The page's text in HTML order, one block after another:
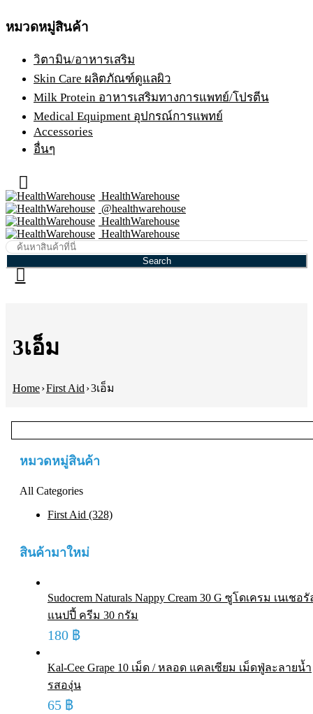
หมวดหมู่สินค้า
วิตามิน/อาหารเสริม
Skin Care ผลิตภัณฑ์ดูแลผิว
Milk Protein อาหารเสริมทางการแพทย์/โปรตีน
Medical Equipment อุปกรณ์การแพทย์
Accessories
อื่นๆ
HealthWarehouse
@healthwarehouse
HealthWarehouse
HealthWarehouse
3เอ็ม
Home›First Aid ›3เอ็ม
หมวดหมู่สินค้า
All Categories
First Aid (328)
สินค้ามาใหม่
Sudocrem Naturals Nappy Cream 30 G ซูโดเครม เนเชอรั
แนปปี้ ครีม 30 กรัม
180 ฿
Kal-Cee Grape 10 เม็ด / หลอด แคลเซียม เม็ดฟู่ละลายน้ำ
รสองุ่น
65 ฿